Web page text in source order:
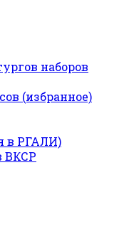
наборов
(избранное)
в РГАЛИ)
ВКСР